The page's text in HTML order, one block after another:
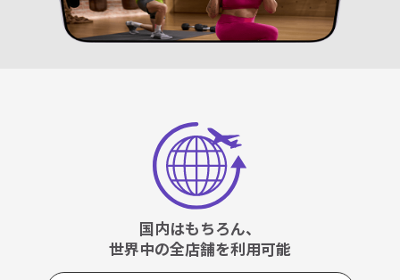
国内はもちろん、
世界中の全店舗を利用可能